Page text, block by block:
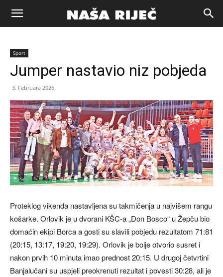
Naša
riječ
Zenica
Sport
Jumper nastavio niz pobjeda
3. Februara 2026.
Proteklog vikenda nastavljena su takmičenja u najvišem rangu
košarke. Orlovik je u dvorani KŠC-a „Don Bosco“ u Žepču bio
domaćin ekipi Borca a gosti su slavili pobjedu rezultatom 71:81
(20:15, 13:17, 19:20, 19:29). Orlovik je bolje otvorio susret i
nakon prvih 10 minuta imao prednost 20:15. U drugoj četvrtini
Banjalučani su uspjeli preokrenuti rezultat i povesti 30:28, ali je